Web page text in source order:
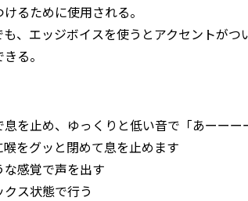
るために使用される。
、エッジボイスを使うとアクセントがつ
る。
息を止め、ゆっくりと低い音で「あーー
をグッと閉めて息を止めます
感覚で声を出す
ス状態で行う